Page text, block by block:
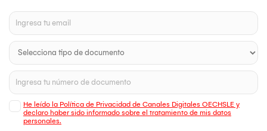
He leído la Política de Privacidad de Canales Digitales OECHSLE y
declaro haber sido informado sobre el tratamiento de mis datos
personales.